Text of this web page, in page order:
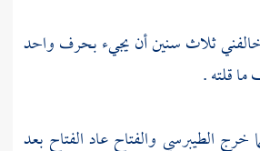
ثلاث سنين أن يجيء بحرف واحد
قلته .
خرج الطيبرسي والفتاح عاد الفتاح بعد